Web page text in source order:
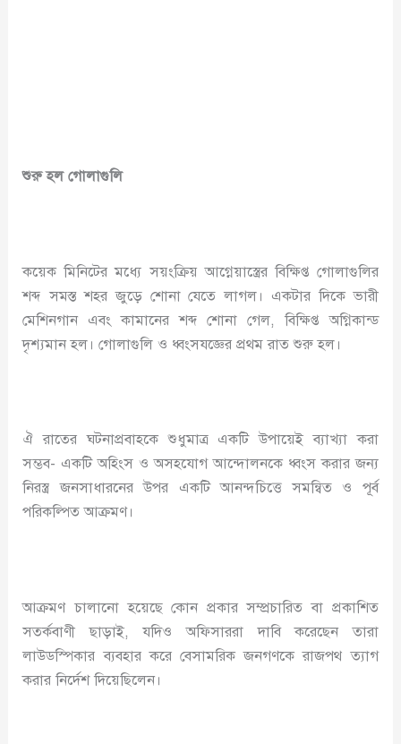
শুরু হল গোলাগুলি
কয়েক মিনিটের মধ্যে সয়ংক্রিয় আগ্নেয়াস্ত্রের বিক্ষিপ্ত গোলাগুলির
শব্দ সমস্ত শহর জুড়ে শোনা যেতে লাগল। একটার দিকে ভারী
মেশিনগান এবং কামানের শব্দ শোনা গেল, বিক্ষিপ্ত অগ্নিকান্ড
দৃশ্যমান হল। গোলাগুলি ও ধ্বংসযজ্ঞের প্রথম রাত শুরু হল।
ঐ রাতের ঘটনাপ্রবাহকে শুধুমাত্র একটি উপায়েই ব্যাখ্যা করা
সম্ভব- একটি অহিংস ও অসহযোগ আন্দোলনকে ধ্বংস করার জন্য
নিরস্ত্র জনসাধারনের উপর একটি আনন্দচিত্তে সমন্বিত ও পূর্ব
পরিকল্পিত আক্রমণ।
আক্রমণ চালানো হয়েছে কোন প্রকার সম্প্রচারিত বা প্রকাশিত
সতর্কবাণী ছাড়াই, যদিও অফিসাররা দাবি করেছেন তারা
লাউডস্পিকার ব্যবহার করে বেসামরিক জনগণকে রাজপথ ত্যাগ
করার নির্দেশ দিয়েছিলেন।